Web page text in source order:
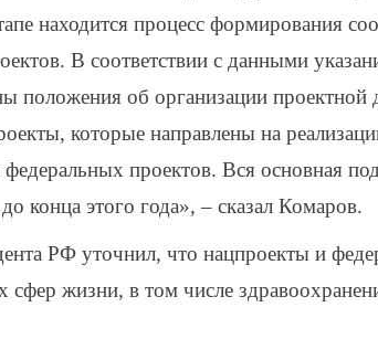
находится процесс формирования
В соответствии с данными
положения об организации проектной
которые направлены на
проектов. Вся основная
конца этого года», – сказал Комаров.
РФ уточнил, что нацпроекты и
сфер жизни, в том числе